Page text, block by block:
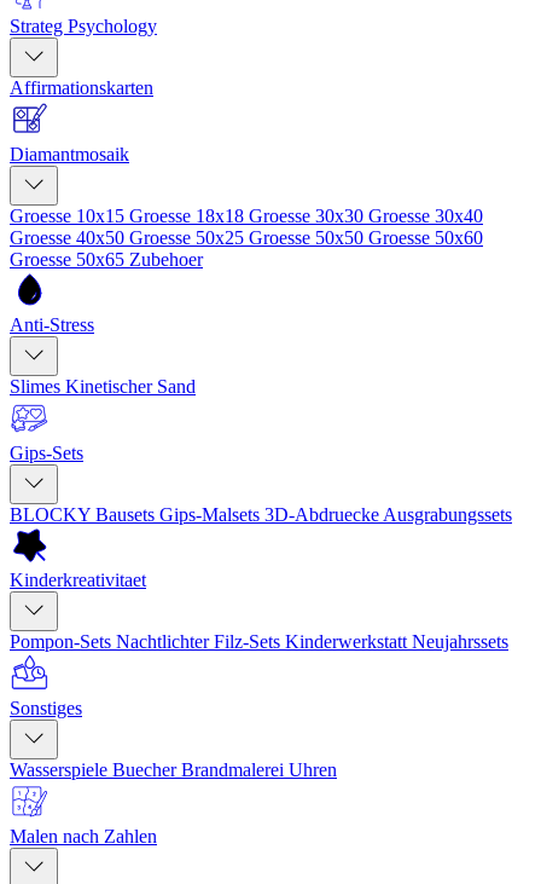
Strateg Psychology
Affirmationskarten
Diamantmosaik
Groesse 10x15 Groesse 18x18 Groesse 30x30 Groesse 30x40
Groesse 40x50 Groesse 50x25 Groesse 50x50 Groesse 50x60
Groesse 50x65 Zubehoer
Anti-Stress
Slimes Kinetischer Sand
Gips-Sets
BLOCKY Bausets Gips-Malsets 3D-Abdruecke Ausgrabungssets
Kinderkreativitaet
Pompon-Sets NachtlichterFilz-Sets Kinderwerkstatt Neujahrssets
Sonstiges
Wasserspiele BuecherBrandmalerei Uhren
Malen nach Zahlen